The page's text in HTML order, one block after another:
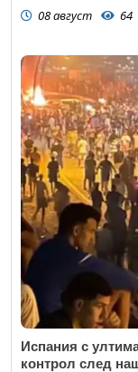
08 август 64
Испания с
контрол след